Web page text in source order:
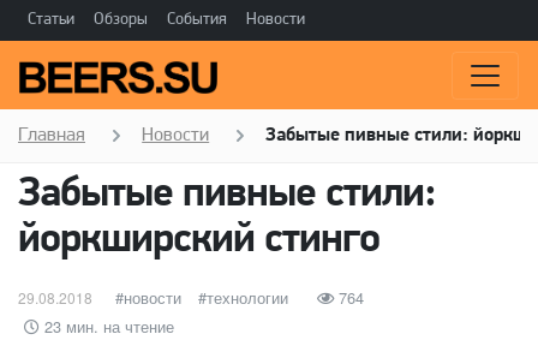
Статьи Обзоры События Новости
Главная Новости Забытые пивные стили:
Забытые пивные стили:
йоркширский стинго
Опубликовано
29.08.2018 категории
новости Метки
технологии
764
23 мин. на чтение